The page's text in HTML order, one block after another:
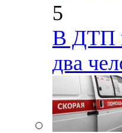
5
В ДТП
два